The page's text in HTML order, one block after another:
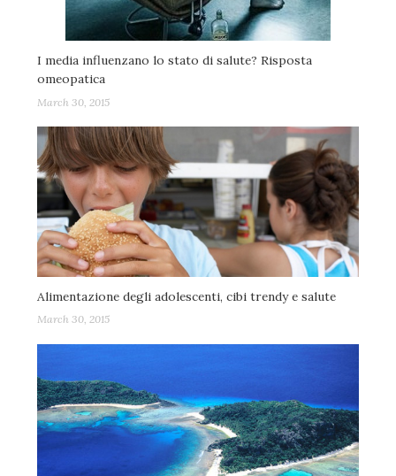
I media influenzano lo stato di salute? Risposta
omeopatica
March 30, 2015
Alimentazione degli adolescenti, cibi trendy e salute
March 30, 2015